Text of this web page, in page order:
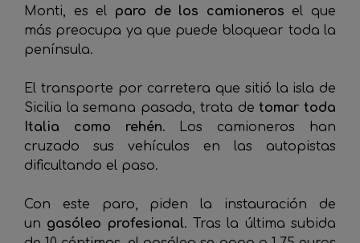
Monti, es el paro de los camioneros el que
más preocupa ya que puede bloquear toda la
península.
El transporte por carretera que sitió la isla de
Sicilia la semana pasada, trata de tomar toda
Italia como rehén. Los camioneros han
cruzado sus vehículos en las autopistas
dificultando el paso.
Con este paro, piden la instauración de
un gasóleo profesional. Tras la última subida